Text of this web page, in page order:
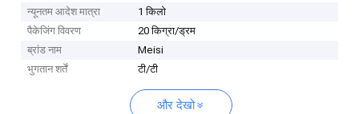
न्यूनतम आदेश मात्रा
1 किलो
पैकेजिंग विवरण
20 किग्रा/ड्रम
ब्रांड नाम
Meisi
भुगतान शर्तें
टी/टी
और देखो